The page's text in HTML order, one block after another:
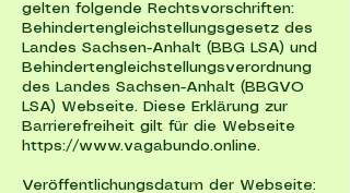
gelten folgende Rechtsvorschriften:
Behindertengleichstellungsgesetz des
Landes Sachsen-Anhalt (BBG LSA) und
Behindertengleichstellungsverordnung
des Landes Sachsen-Anhalt (BBGVO
LSA) Webseite. Diese Erklärung zur
Barrierefreiheit gilt für die Webseite
https://www.vagabundo.online.
Veröffentlichungsdatum der Webseite: